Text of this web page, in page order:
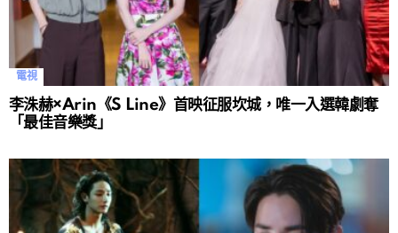
電視
李洙赫×Arin《S Line》首映征服坎城，唯一入選韓劇奪
「最佳音樂獎」